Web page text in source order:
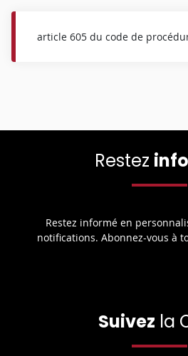
article 605 du code de
Restez
Restez informé en
notifications. Abonnez-vous à
Suivez la